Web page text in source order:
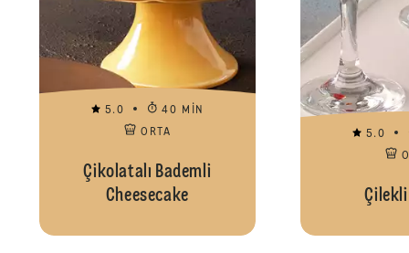
5.0
40 MIN
ORTA
Çikolatalı Bademli
Cheesecake
5.0